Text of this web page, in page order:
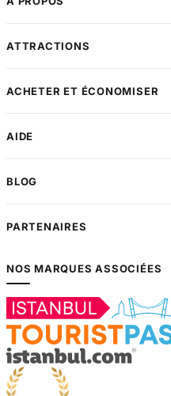
ATTRACTIONS
ACHETER ET ÉCONOMISER
AIDE
BLOG
PARTENAIRES
NOS MARQUES ASSOCIÉES